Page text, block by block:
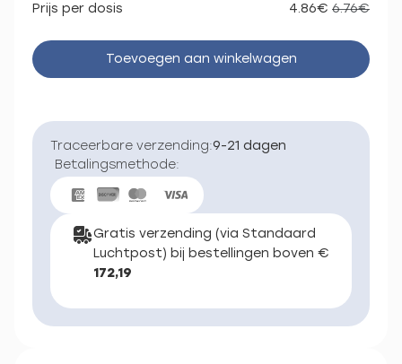
Prijs per dosis 4.86€ 6.76€
Toevoegen aan winkelwagen
Traceerbare verzending:9-21 dagen
Betalingsmethode:
Gratis verzending (via Standaard
Luchtpost) bij bestellingen boven €
172,19